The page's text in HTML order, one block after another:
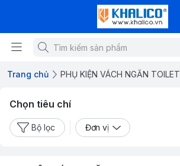
Trang chủ PHỤ KIỆN VÁCH NGĂN TOILET
Chọn tiêu chí
Bộ lọc Đơn vị